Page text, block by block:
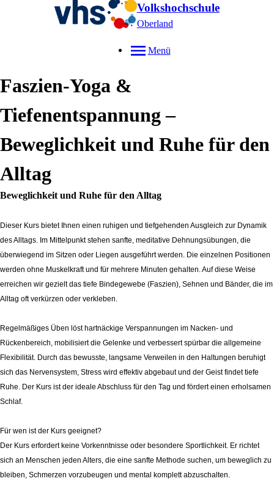
Volkshochschule
Oberland
Menü
Faszien-Yoga &
Tiefenentspannung –
Beweglichkeit und Ruhe für den
Alltag
Beweglichkeit und Ruhe für den Alltag
Dieser Kurs bietet Ihnen einen ruhigen und tiefgehenden Ausgleich zur Dynamik
des Alltags. Im Mittelpunkt stehen sanfte, meditative Dehnungsübungen, die
überwiegend im Sitzen oder Liegen ausgeführt werden. Die einzelnen Positionen
werden ohne Muskelkraft und für mehrere Minuten gehalten. Auf diese Weise
erreichen wir gezielt das tiefe Bindegewebe (Faszien), Sehnen und Bänder, die im
Alltag oft verkürzen oder verkleben.
Regelmäßiges Üben löst hartnäckige Verspannungen im Nacken- und
Rückenbereich, mobilisiert die Gelenke und verbessert spürbar die allgemeine
Flexibilität. Durch das bewusste, langsame Verweilen in den Haltungen beruhigt
sich das Nervensystem, Stress wird effektiv abgebaut und der Geist findet tiefe
Ruhe. Der Kurs ist der ideale Abschluss für den Tag und fördert einen erholsamen
Schlaf.
Für wen ist der Kurs geeignet?
Der Kurs erfordert keine Vorkenntnisse oder besondere Sportlichkeit. Er richtet
sich an Menschen jeden Alters, die eine sanfte Methode suchen, um beweglich zu
bleiben, Schmerzen vorzubeugen und mental komplett abzuschalten.